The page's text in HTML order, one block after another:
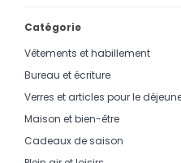
Pochettes
Tampons
Liasses
Carnets
Catégorie
Vêtements et habillement
Bureau et écriture
Verres et articles pour le
Maison et bien-être
Cadeaux de saison